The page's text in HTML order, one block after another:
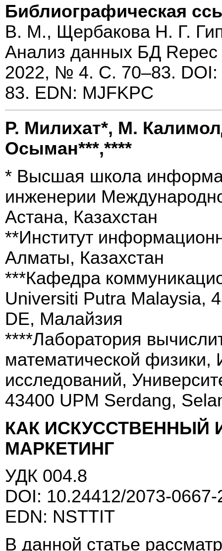
Библиографическая
В. М., Щербакова Н. Г.
Анализ данных БД
2022, № 4. С. 70–83. DOI:
83. EDN: MJFKPC
Р. Милихат*, М.
Ocымaн***,****
* Высшая школа
инженерии
Астана, Казахстан
**Институт
Алматы, Казахстан
***Кафедра
Universiti Putra Malaysia,
DE, Малайзия
****Лаборатория
математической физики,
исследований,
43400 UPM Serdang,
КАК ИСКУССТВЕННЫЙ
МАРКЕТИНГ
УДК 004.8
DOI: 10.24412/2073-
EDN: NSTTIT
В данной статье